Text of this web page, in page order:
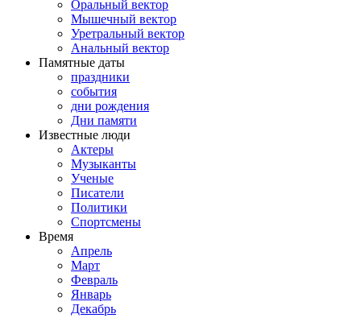
Оральный вектор
Мышечный вектор
Уретральный вектор
Анальный вектор
Памятные даты
праздники
события
дни рождения
Дни памяти
Известные люди
Актеры
Музыканты
Ученые
Писатели
Политики
Спортсмены
Время
Апрель
Март
Февраль
Январь
Декабрь